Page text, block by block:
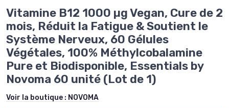
Vitamine B12 1000 µg Vegan, Cure de 2
mois, Réduit la Fatigue & Soutient le
Système Nerveux, 60 Gélules
Végétales, 100% Méthylcobalamine
Pure et Biodisponible, Essentials by
Novoma 60 unité (Lot de 1)
Voir la boutique : NOVOMA